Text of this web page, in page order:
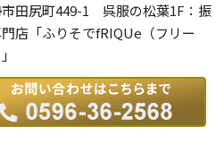
田尻町449-1 呉服の松葉1F：振
店「ふりそでfRIQUe（フリー